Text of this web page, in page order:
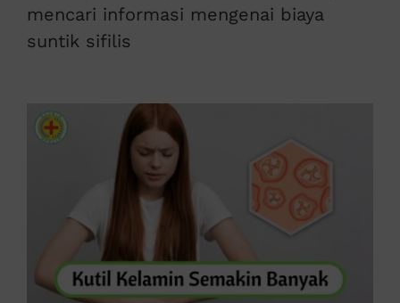
mencari informasi mengenai biaya
suntik sifilis